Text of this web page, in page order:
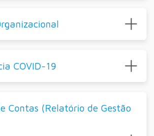
COVID-19
Contas (Relatório de Gestão